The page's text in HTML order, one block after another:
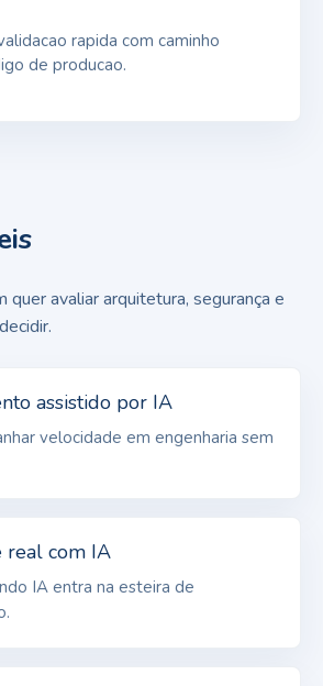
rapida com caminho
de producao.
quer avaliar arquitetura, segurança e
assistido por IA
velocidade em engenharia sem
real com IA
IA entra na esteira de